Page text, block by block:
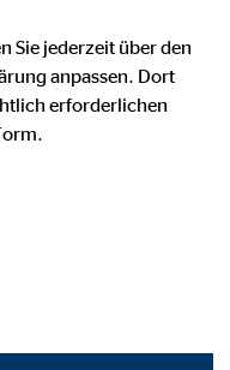
Thema
Sie jederzeit über den
anpassen. Dort
erforderlichen